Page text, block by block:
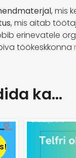
, mis
, mis aitab
erinevatele
töökeskkonna
ka…